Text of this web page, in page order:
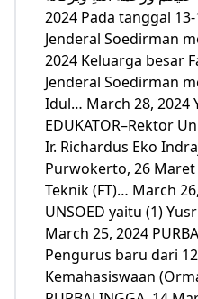
2024 Pada tanggal
Jenderal Soedirman
2024 Keluarga besar
Jenderal Soedirman
Idul… March 28, 2024
EDUKATOR–Rektor
Ir. Richardus Eko
Purwokerto, 26 Maret
Teknik (FT)… March
UNSOED yaitu (1)
March 25, 2024
Pengurus baru dari
Kemahasiswaan